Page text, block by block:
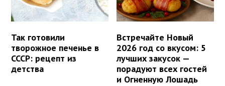
Так готовили
творожное печенье в
СССР: рецепт из
детства
Встречайте Новый
2026 год со вкусом: 5
лучших закусок —
порадуют всех гостей
и Огненную Лошадь